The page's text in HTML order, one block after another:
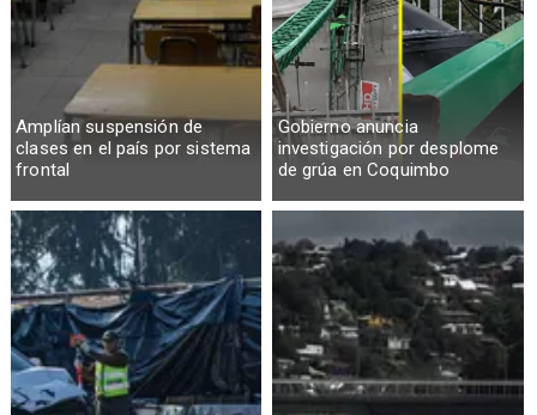
Amplían suspensión de
clases en el país por sistema
frontal
Gobierno anuncia
investigación por desplome
de grúa en Coquimbo